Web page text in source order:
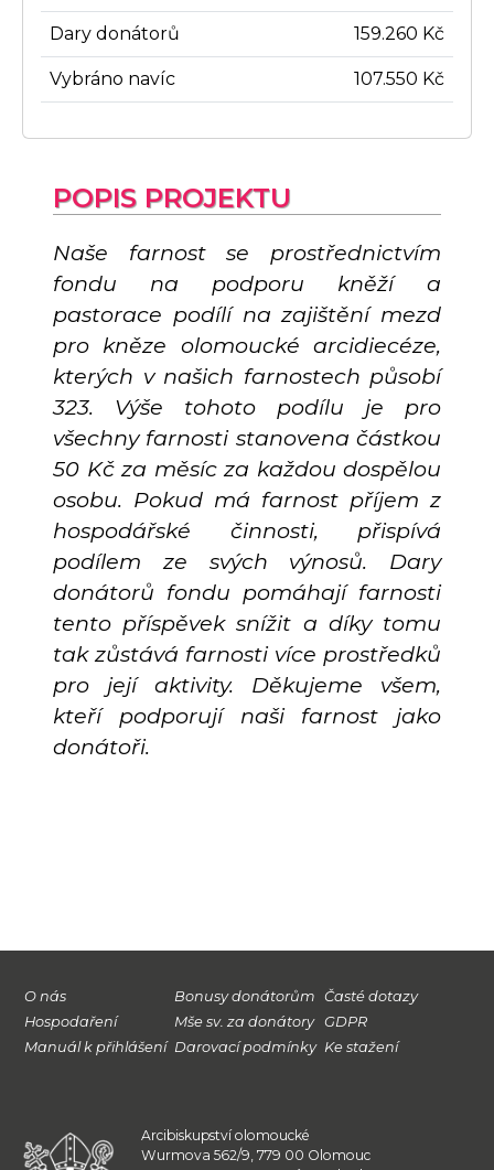
Dary donátorů 159.260 Kč
Vybráno navíc 107.550 Kč
POPIS PROJEKTU
Naše farnost se prostřednictvím
fondu na podporu kněží a
pastorace podílí na zajištění mezd
pro kněze olomoucké arcidiecéze,
kterých v našich farnostech působí
323. Výše tohoto podílu je pro
všechny farnosti stanovena částkou
50 Kč za měsíc za každou dospělou
osobu. Pokud má farnost příjem z
hospodářské činnosti, přispívá
podílem ze svých výnosů. Dary
donátorů fondu pomáhají farnosti
tento příspěvek snížit a díky tomu
tak zůstává farnosti více prostředků
pro její aktivity. Děkujeme všem,
kteří podporují naši farnost jako
donátoři.
Arcibiskupství olomoucké
Wurmova 562/9, 779 00 Olomouc
O nás
Hospodaření
Manuál k přihlášení
Bonusy donátorům
Mše sv. za donátory
Darovací podmínky
Časté dotazy
GDPR
Ke stažení